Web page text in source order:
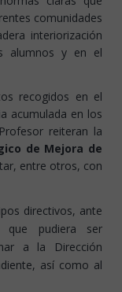
comunidades
interiorización
alumnos y en el
recogidos en el
acumulada en los
reiteran la
de Mejora de
entre otros, con
directivos, ante
pudiera ser
a la Dirección
así como al